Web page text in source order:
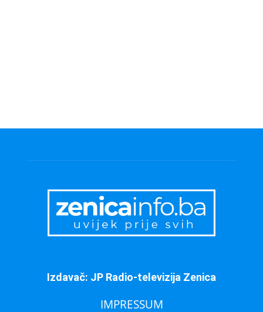
Izdavač: JP Radio-televizija Zenica
IMPRESSUM